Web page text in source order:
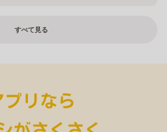
すべて見る